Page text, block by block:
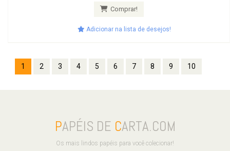
Comprar!
Adicionar na lista de desejos!
1 2 3 4 5 6 7 8 9 10
PAPÉIS DE CARTA.COM
Os mais lindos papéis para você colecionar!